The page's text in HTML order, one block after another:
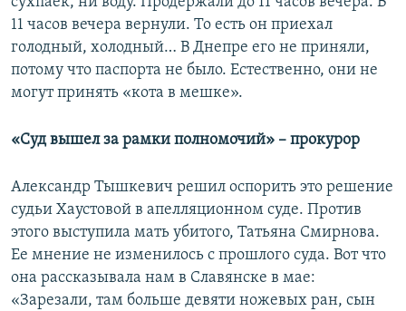
11 часов вечера вернули. То есть он приехал
голодный, холодный… В Днепре его не приняли,
потому что паспорта не было. Естественно, они не
могут принять «кота в мешке».
«Суд вышел за рамки полномочий» – прокурор
Александр Тышкевич решил оспорить это решение
судьи Хаустовой в апелляционном суде. Против
этого выступила мать убитого, Татьяна Смирнова.
Ее мнение не изменилось с прошлого суда. Вот что
она рассказывала нам в Славянске в мае:
«Зарезали, там больше девяти ножевых ран, сын